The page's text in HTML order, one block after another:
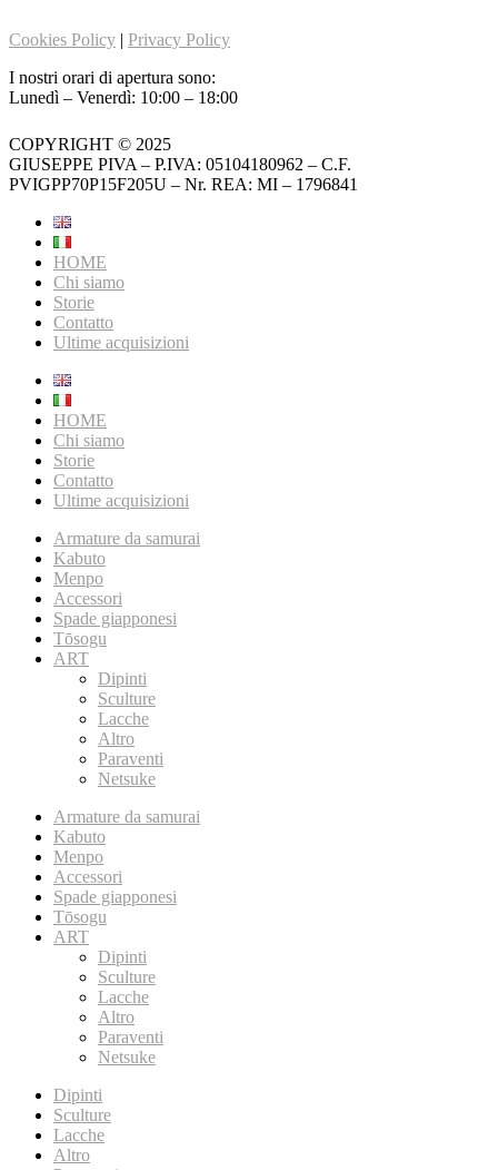
Cookies Policy | Privacy Policy
I nostri orari di apertura sono:
Lunedì – Venerdì: 10:00 – 18:00
COPYRIGHT © 2025
GIUSEPPE PIVA – P.IVA: 05104180962 – C.F.
PVIGPP70P15F205U – Nr. REA: MI – 1796841
HOME
Chi siamo
Storie
Contatto
Ultime acquisizioni
HOME
Chi siamo
Storie
Contatto
Ultime acquisizioni
Armature da samurai
Kabuto
Menpo
Accessori
Spade giapponesi
Tōsogu
ART
Dipinti
Sculture
Lacche
Altro
Paraventi
Netsuke
Armature da samurai
Kabuto
Menpo
Accessori
Spade giapponesi
Tōsogu
ART
Dipinti
Sculture
Lacche
Altro
Paraventi
Netsuke
Dipinti
Sculture
Lacche
Altro